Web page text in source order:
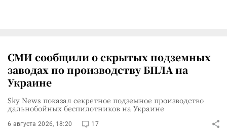
СМИ сообщили о скрытых подземных
заводах по производству БПЛА на
Украине
Sky News показал секретное подземное производство
дальнобойных беспилотников на Украине
6 августа 2026, 18:20 17